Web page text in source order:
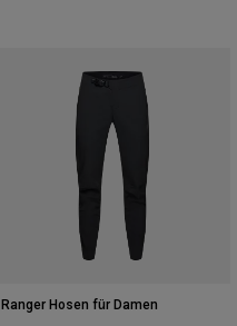
Ranger Hosen für Damen